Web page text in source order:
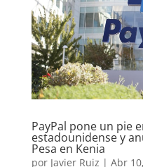
PayPal pone un pie
estadounidense y
Pesa en Kenia
por Javier Ruiz | Abr